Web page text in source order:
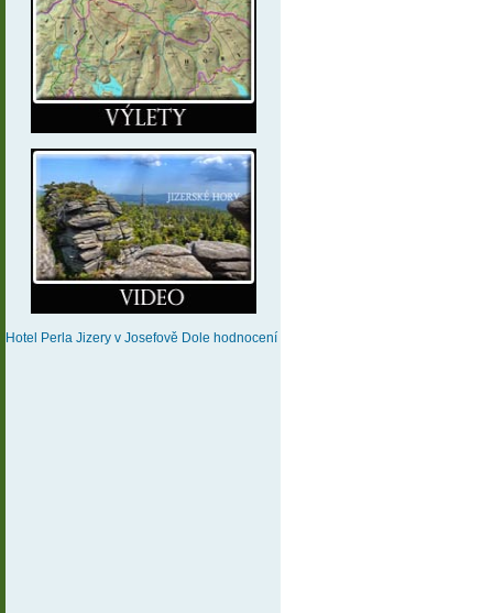
Hotel Perla Jizery v Josefově Dole hodnocení